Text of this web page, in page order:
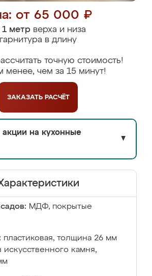
от 65 000 ₽
1 метрверха и низа
гарнитура в длину
точную стоимость!
менее, чем за 15 минут!
ЗАКАЗАТЬ РАСЧЁТ
акции на кухонные
▼
МДФ, покрытые
пластиковая, толщина 26 мм
камня,